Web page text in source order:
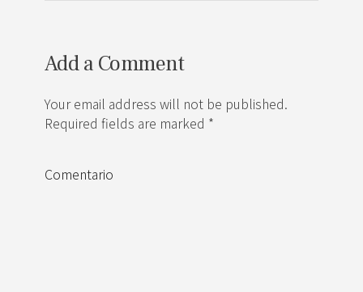
Add a Comment
Your email address will not be published.
Required fields are marked *
Comentario